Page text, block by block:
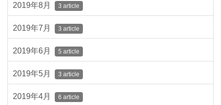
2019年8月 3 article
2019年7月 3 article
2019年6月 5 article
2019年5月 3 article
2019年4月 6 article